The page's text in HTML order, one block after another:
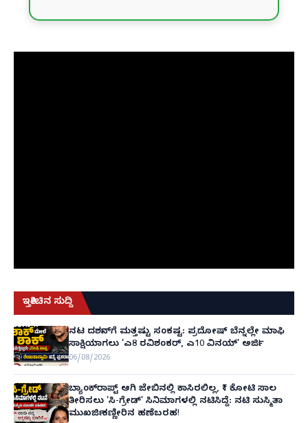
ಇತ್ತೀಚಿನ ಸುದ್ದಿ
ನಟ ದರ್ಶನ್‌ಗೆ ಮತ್ತಷ್ಟು ಸಂಕಷ್ಟ: ಪ್ರದೋಷ್ ಬೆನ್ನಲ್ಲೇ ಮಾಫಿ
ಸಾಕ್ಷಿಯಾಗಲು 'ಎ8 ರವಿಶಂಕರ್, ಎ10 ವಿನಯ್' ಅರ್ಜಿ!
06/08/2026
ಬ್ಯಾಂಕ್‌ರಾಪ್ಟ್‌ ಆಗಿ ಜೇಬಿನಲ್ಲಿ ಕಾಸಿರಲಿಲ್ಲ, ₹1 ಕೋಟಿ ಸಾಲ
ತೀರಿಸಲು 'ಸಿ-ಗ್ರೇಡ್' ಸಿನಿಮಾಗಳಲ್ಲಿ ನಟಿಸಿದ್ದೆ: ನಟಿ ಸುಸ್ಮಿತಾ
ಮುಖರ್ಜಿ ಕಣ್ಣೀರಿನ ಹಣೆಬರಹ!